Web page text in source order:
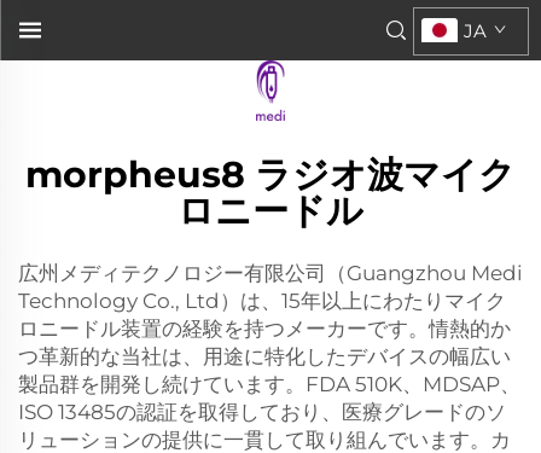
JA
morpheus8 ラジオ波マイク
ロニードル
広州メディテクノロジー有限公司（Guangzhou Medi
Technology Co., Ltd）は、15年以上にわたりマイク
ロニードル装置の経験を持つメーカーです。情熱的か
つ革新的な当社は、用途に特化したデバイスの幅広い
製品群を開発し続けています。FDA 510K、MDSAP、
ISO 13485の認証を取得しており、医療グレードのソ
リューションの提供に一貫して取り組んでいます。カ